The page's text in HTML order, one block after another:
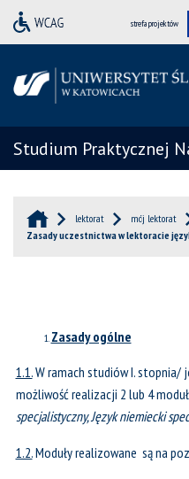
strefa projektów
Studium Praktycznej
lektorat mój lektorat
Zasady uczestnictwa w lektoracie
Zasady ogólne
1.1.W ramach studiów I. stopnia/
możliwość realizacji 2 lub 4
specjalistyczny, Język niemiecki
1.2.Moduły realizowane są na